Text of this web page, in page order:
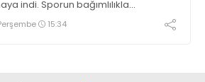
indi. Sporun bağımlılıkla
birleştirici gücü ile düzenlenen
sahne oldu
15:34